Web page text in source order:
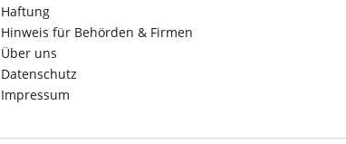
Haftung
Hinweis für Behörden & Firmen
Über uns
Datenschutz
Impressum